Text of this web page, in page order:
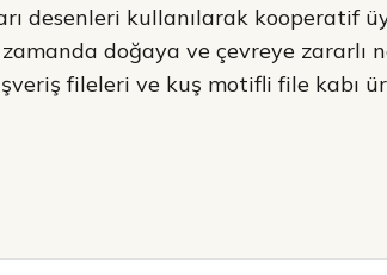
desenleri kullanılarak kooperatif
doğaya ve çevreye zararlı
fileleri ve kuş motifli file kabı